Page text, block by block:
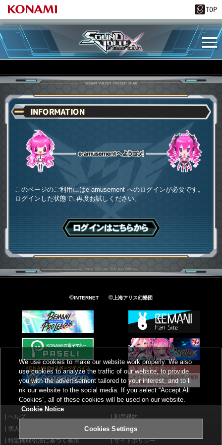
INFORMATION
このページのご利用にはe-amusement へのログインが必要です。
ログインした状態で､再度お試しください。
ログインはこちら
©INTERNET ©上海アリス幻樂団
ヘルプ
利用規約
個人情報等保護方針
外部送信について
特定商取引法に基づく表示
サイトポリシー
We use cookies to make our website work properly. We also
use cookies to analyze the traffic of our website, to provide
you with the advertisement tailored to your interest, and to li
nk our website to the social media. If you select “Accept All
Cookies”, all of these cookies will be used on our website.
Cookie Notice
Cookies Settings